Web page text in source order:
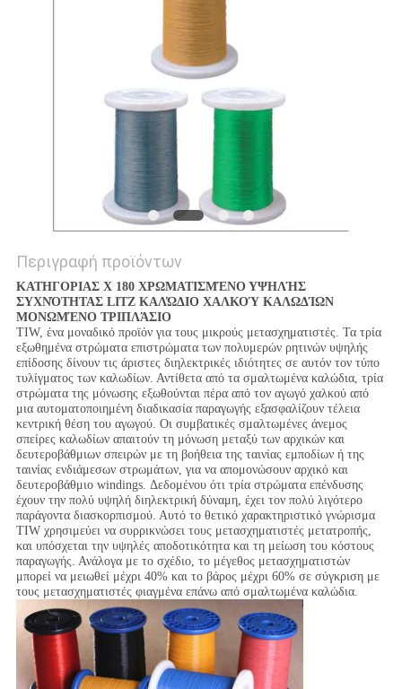
Περιγραφή προϊόντων
ΚΑΤΗΓΟΡΙΑΣ Χ 180 ΧΡΩΜΑΤΙΣΜΈΝΟ ΥΨΗΛΉΣ
ΣΥΧΝΌΤΗΤΑΣ LITZ ΚΑΛΏΔΙΟ ΧΑΛΚΟΎ ΚΑΛΩΔΊΩΝ
ΜΟΝΩΜΈΝΟ ΤΡΙΠΛΆΣΙΟ
TIW, ένα μοναδικό προϊόν για τους μικρούς μετασχηματιστές. Τα τρία
εξωθημένα στρώματα επιστρώματα των πολυμερών ρητινών υψηλής
επίδοσης δίνουν τις άριστες διηλεκτρικές ιδιότητες σε αυτόν τον τύπο
τυλίγματος των καλωδίων. Αντίθετα από τα σμαλτωμένα καλώδια, τρία
στρώματα της μόνωσης εξωθούνται πέρα από τον αγωγό χαλκού από
μια αυτοματοποιημένη διαδικασία παραγωγής εξασφαλίζουν τέλεια
κεντρική θέση του αγωγού. Οι συμβατικές σμαλτωμένες άνεμος
σπείρες καλωδίων απαιτούν τη μόνωση μεταξύ των αρχικών και
δευτεροβάθμιων σπειρών με τη βοήθεια της ταινίας εμποδίων ή της
ταινίας ενδιάμεσων στρωμάτων, για να απομονώσουν αρχικό και
δευτεροβάθμιο windings. Δεδομένου ότι τρία στρώματα επένδυσης
έχουν την πολύ υψηλή διηλεκτρική δύναμη, έχει τον πολύ λιγότερο
παράγοντα διασκορπισμού. Αυτό το θετικό χαρακτηριστικό γνώρισμα
TIW χρησιμεύει να συρρικνώσει τους μετασχηματιστές μετατροπής,
και υπόσχεται την υψηλές αποδοτικότητα και τη μείωση του κόστους
παραγωγής. Ανάλογα με το σχέδιο, το μέγεθος μετασχηματιστών
μπορεί να μειωθεί μέχρι 40% και το βάρος μέχρι 60% σε σύγκριση με
τους μετασχηματιστές φιαγμένα επάνω από σμαλτωμένα καλώδια.